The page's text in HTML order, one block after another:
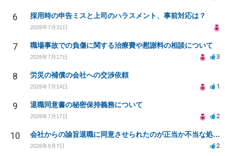
6 採用時の申告ミスと上司のハラスメント、事前対応は？
2026年7月31日
7 職場事故での負傷に関する治療費や慰謝料の相談について
2026年7月17日 3
8 労災の補償の会社への交渉依頼
2026年7月14日 1
9 退職同意書の秘密保持義務について
2026年7月17日 2
10 会社からの諭旨退職に同意させられたのが正当か不当な処分かどうか教えてほしい
2026年8月7日 2